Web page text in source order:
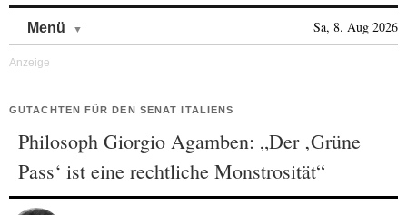
Menü Sa, 8. Aug 2026
GUTACHTEN FÜR DEN SENAT ITALIENS
Philosoph Giorgio Agamben: „Der ‚Grüne
Pass‘ ist eine rechtliche Monstrosität“